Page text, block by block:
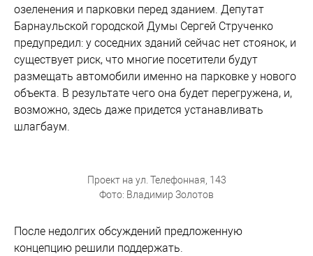
озеленения и парковки перед зданием. Депутат
Барнаульской городской Думы Сергей Струченко
предупредил: у соседних зданий сейчас нет стоянок, и
существует риск, что многие посетители будут
размещать автомобили именно на парковке у нового
объекта. В результате чего она будет перегружена, и,
возможно, здесь даже придется устанавливать
шлагбаум.
Проект на ул. Телефонная, 143
Фото: Владимир Золотов
После недолгих обсуждений предложенную
концепцию решили поддержать.